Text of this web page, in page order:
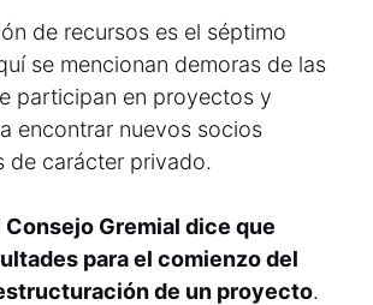
de recursos es el séptimo
se mencionan demoras de las
participan en proyectos y
encontrar nuevos socios
de carácter privado.
Consejo Gremial dice que
para el comienzo del
de un proyecto.